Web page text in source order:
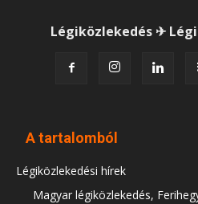
Légiközlekedés ✈
A tartalomból
Légiközlekedési hírek
Magyar légiközlekedés,